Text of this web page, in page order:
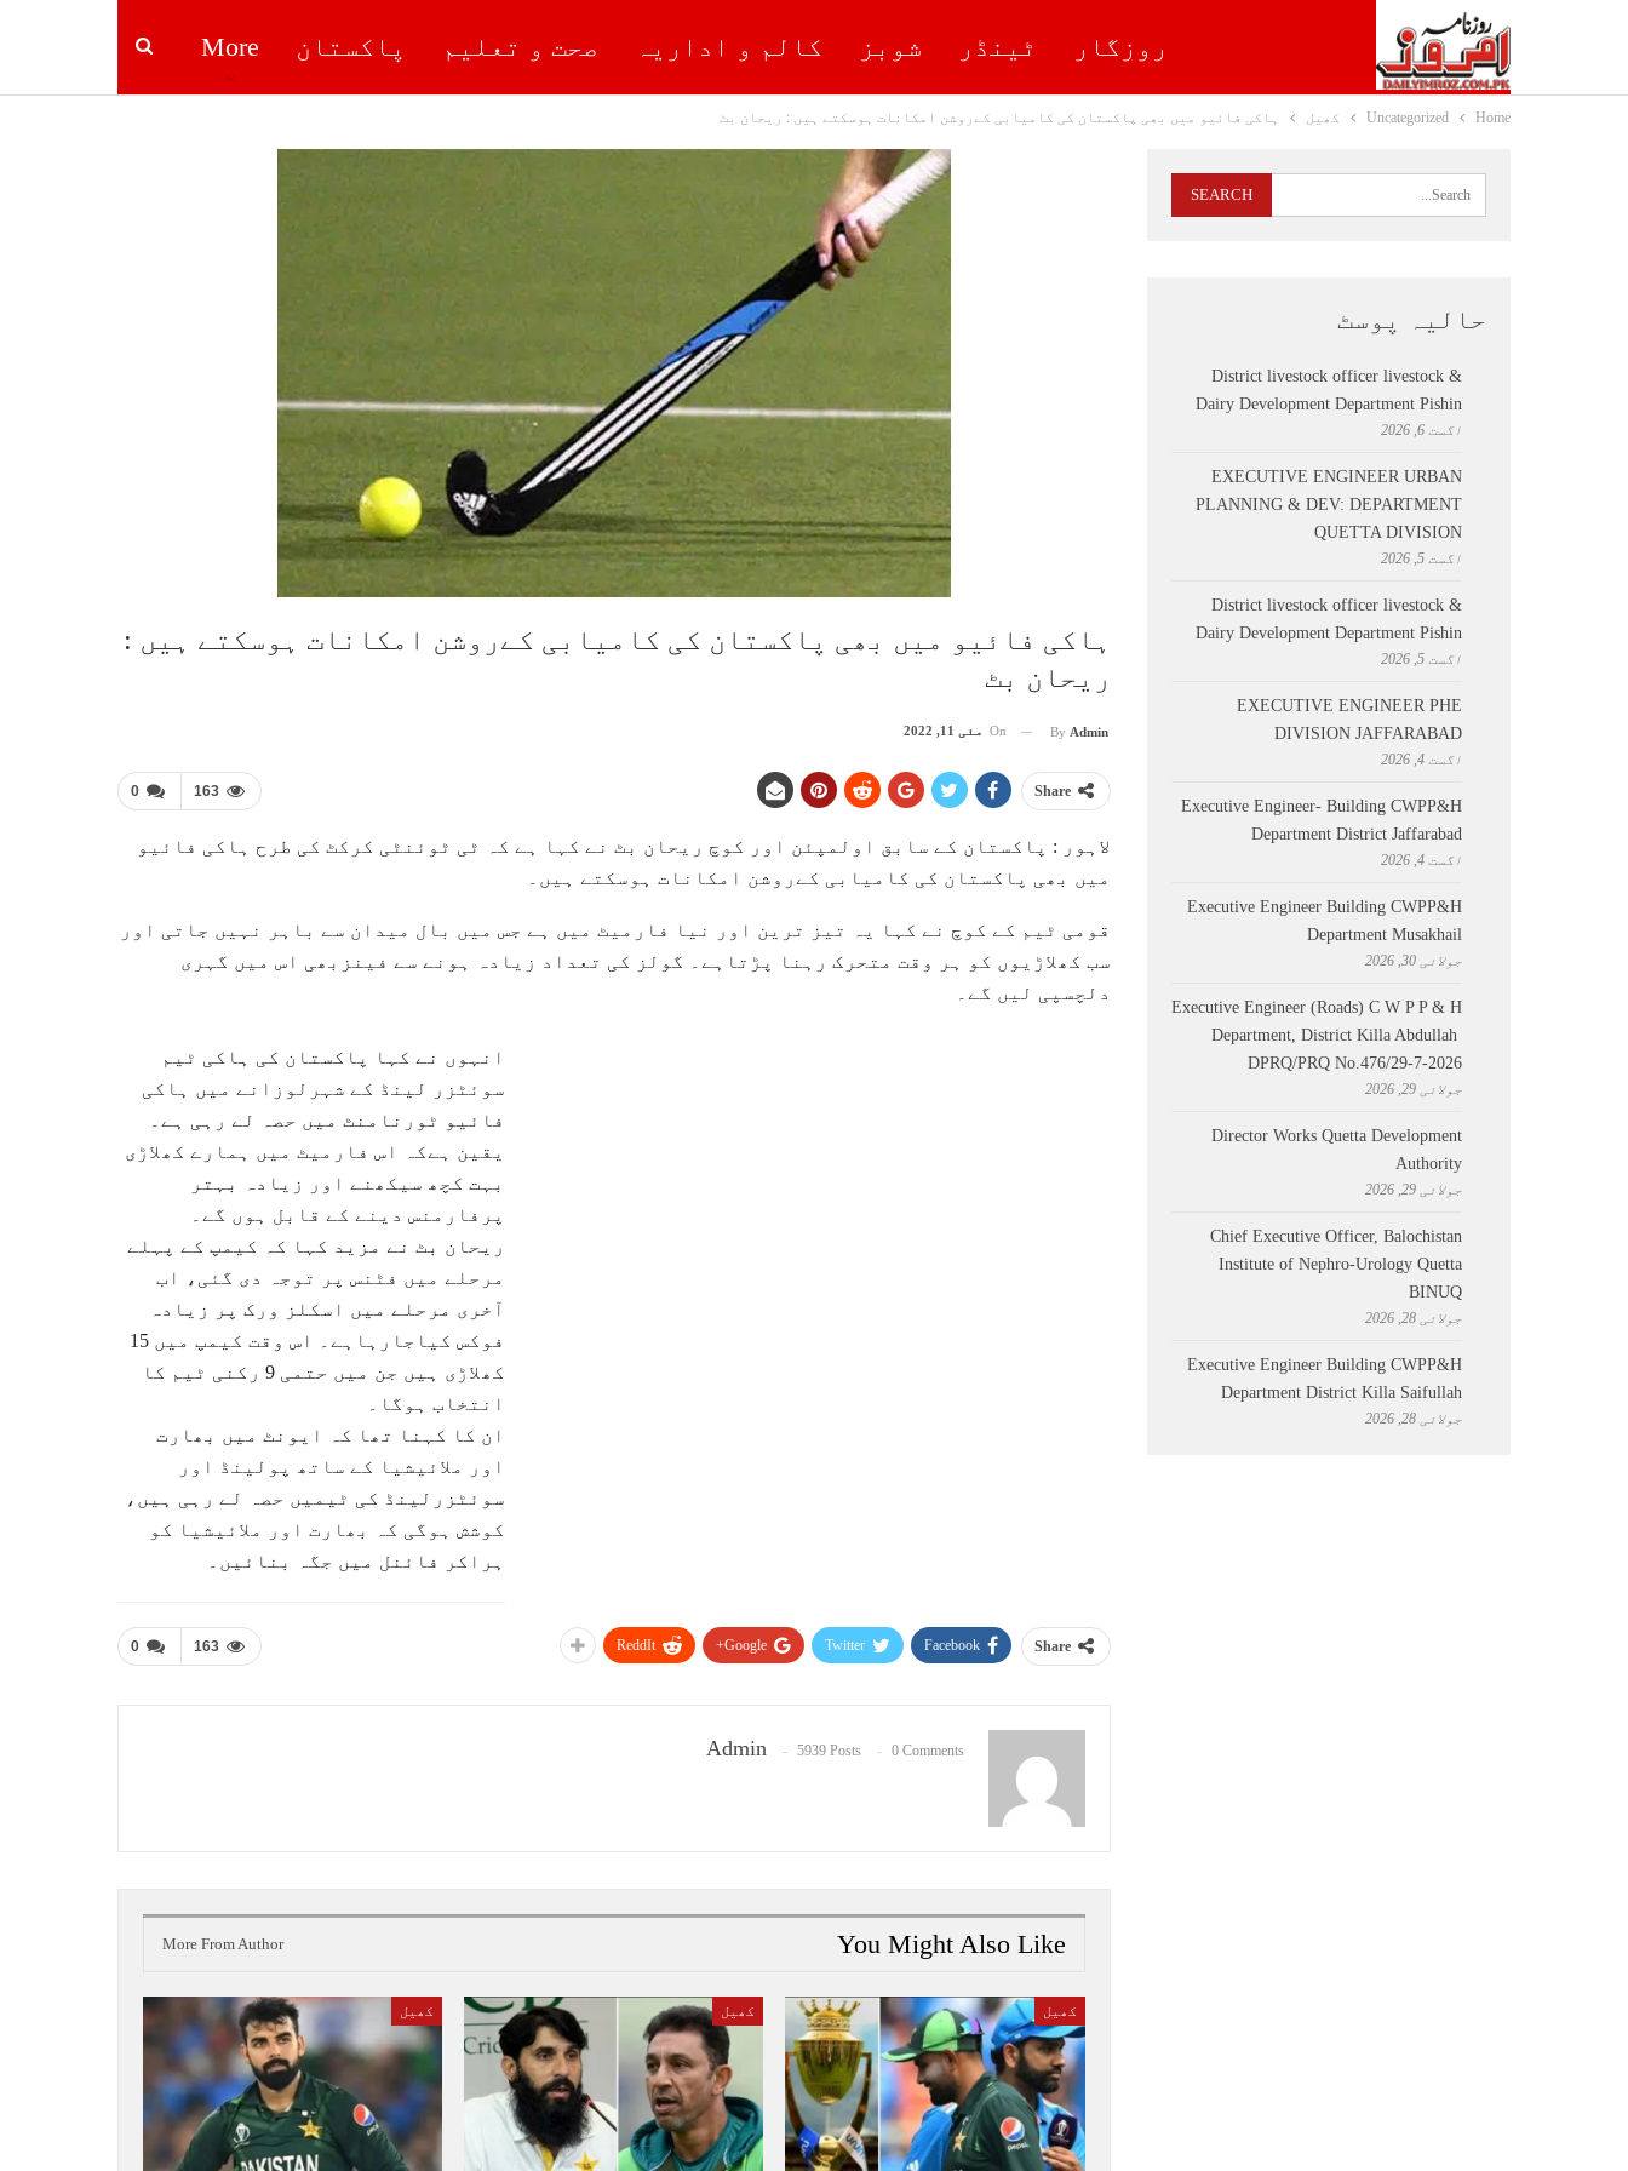
روزگار ٹینڈر شوبز کالم و اداریہ صحت و تعلیم پاکستان More
Home
Uncategorized کھیل ہاکی فائیو میں بھی پاکستان کی کامیابی کےروشن امکانات ہوسکتے ہیں : ریحان بٹ
ہاکی فائیو میں بھی پاکستان کی کامیابی کےروشن امکانات ہوسکتے ہیں :
ریحان بٹ
By Admin
On مئی 11, 2022
0 163 Share
لاہور : پاکستان کے سابق اولمپئن اور کوچ ریحان بٹ نے کہا ہے کہ ٹی ٹوئنٹی کرکٹ کی طرح ہاکی فائیو
میں بھی پاکستان کی کامیابی کےروشن امکانات ہوسکتے ہیں۔
قومی ٹیم کے کوچ نے کہا یہ تیز ترین اور نیا فارمیٹ میں ہے جس میں بال میدان سے باہر نہیں جاتی اور
سب کھلاڑیوں کو ہر وقت متحرک رہنا پڑتاہے۔ گولز کی تعداد زیادہ ہونے سے فینزبھی اس میں گہری
دلچسپی لیں گے۔
انہوں نے کہا پاکستان کی ہاکی ٹیم
سوئٹزر لینڈ کے شہرلوزانے میں ہاکی
فائیو ٹورنامنٹ میں حصہ لے رہی ہے۔
یقین ہےکہ اس فارمیٹ میں ہمارے کھلاڑی
بہت کچھ سیکھنے اور زیادہ بہتر
پرفارمنس دینے کے قابل ہوں گے۔
ریحان بٹ نے مزید کہا کہ کیمپ کے پہلے
مرحلے میں فٹنس پر توجہ دی گئی، اب
آخری مرحلے میں اسکلز ورک پر زیادہ
فوکس کیاجارہاہے۔ اس وقت کیمپ میں 15
کھلاڑی ہیں جن میں حتمی 9 رکنی ٹیم کا
انتخاب ہوگا۔
ان کا کہنا تھا کہ ایونٹ میں بھارت
اور ملائیشیا کے ساتھ پولینڈ اور
سوئٹزرلینڈ کی ٹیمیں حصہ لے رہی ہیں،
کوشش ہوگی کہ بھارت اور ملائیشیا کو
ہراکر فائنل میں جگہ بنائیں۔
0 163 Share
Facebook
Twitter
Google+
ReddIt
Admin 5939 Posts 0 Comments
You Might Also Like
More From Author
کھیل کھیل کھیل
حالیہ پوسٹ
District livestock officer livestock &
Dairy Development Department Pishin
اگست 6, 2026
EXECUTIVE ENGINEER URBAN
PLANNING & DEV: DEPARTMENT
QUETTA DIVISION
اگست 5, 2026
District livestock officer livestock &
Dairy Development Department Pishin
اگست 5, 2026
EXECUTIVE ENGINEER PHE
DIVISION JAFFARABAD
اگست 4, 2026
Executive Engineer- Building CWPP&H
Department District Jaffarabad
اگست 4, 2026
Executive Engineer Building CWPP&H
Department Musakhail
جولائی 30, 2026
Executive Engineer (Roads) C W P P & H
Department, District Killa Abdullah ​
DPRQ/PRQ No.476/29-7-2026
جولائی 29, 2026
Director Works Quetta Development
Authority
جولائی 29, 2026
Chief Executive Officer, Balochistan
Institute of Nephro-Urology Quetta
BINUQ
جولائی 28, 2026
Executive Engineer Building CWPP&H
Department District Killa Saifullah
جولائی 28, 2026